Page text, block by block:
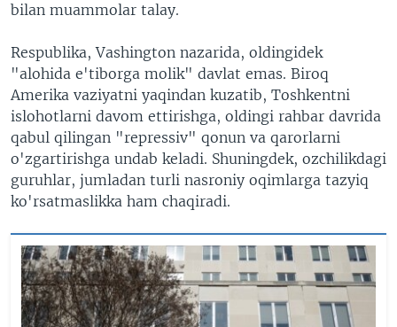
bilan muammolar talay.
Respublika, Vashington nazarida, oldingidek
"alohida e'tiborga molik" davlat emas. Biroq
Amerika vaziyatni yaqindan kuzatib, Toshkentni
islohotlarni davom ettirishga, oldingi rahbar davrida
qabul qilingan "repressiv" qonun va qarorlarni
o'zgartirishga undab keladi. Shuningdek, ozchilikdagi
guruhlar, jumladan turli nasroniy oqimlarga tazyiq
ko'rsatmaslikka ham chaqiradi.